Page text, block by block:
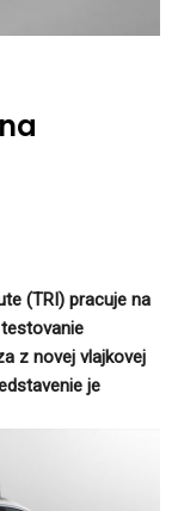
(TRI) pracuje na
z novej vlajkovej
je